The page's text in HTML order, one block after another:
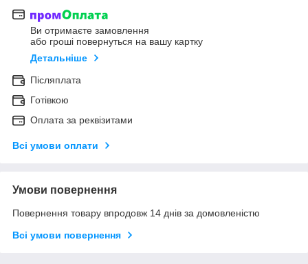
Ви отримаєте замовлення
або гроші повернуться на вашу картку
Детальніше
Післяплата
Готівкою
Оплата за реквізитами
Всі умови оплати
Умови повернення
Повернення товару впродовж 14 днів за домовленістю
Всі умови повернення